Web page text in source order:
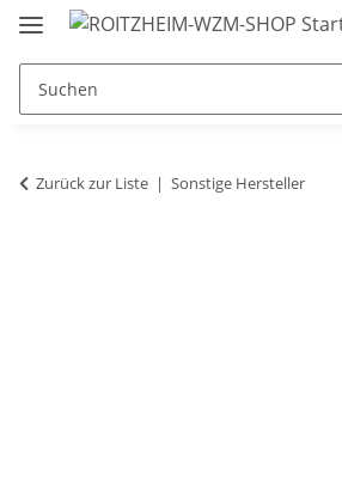
Zurück zur Liste Sonstige Hersteller